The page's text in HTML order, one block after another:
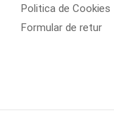
Politica de Cookies
Formular de retur